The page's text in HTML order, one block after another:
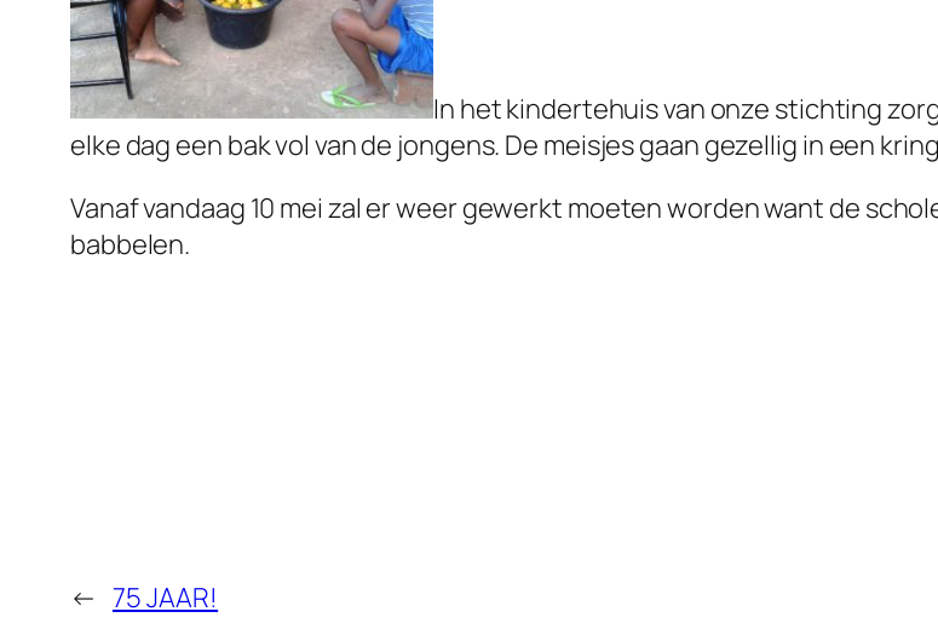
In het kindertehuis van onze stichting
elke dag een bak vol van de jongens. De meisjes gaan gezellig in een
Vanaf vandaag 10 mei zal er weer gewerkt moeten worden want de
babbelen.
← 75 JAAR!